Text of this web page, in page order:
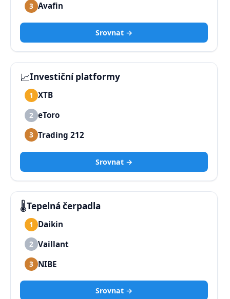
3 Avafin
Srovnat →
📈Investiční platformy
1 XTB
2 eToro
3 Trading 212
Srovnat →
🌡️Tepelná čerpadla
1 Daikin
2 Vaillant
3 NIBE
Srovnat →